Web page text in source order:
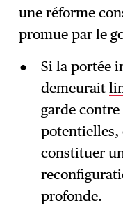
une réforme
promue par le
Si la portée
demeurait
garde
potentielles,
constituer
profonde.